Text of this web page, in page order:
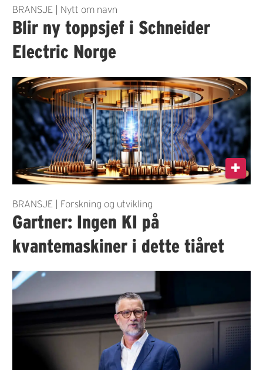
BRANSJE | Nytt om navn
Blir ny toppsjef i Schneider
Electric Norge
BRANSJE | Forskning og utvikling
Gartner: Ingen KI på
kvantemaskiner i dette tiåret